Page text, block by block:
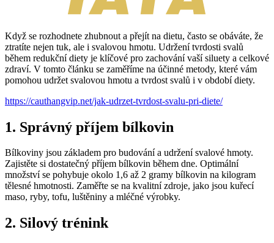
Když se rozhodnete zhubnout a přejít na dietu, často se obáváte, že
ztratíte nejen tuk, ale i svalovou hmotu. Udržení tvrdosti svalů
během redukční diety je klíčové pro zachování vaší siluety a celkové
zdraví. V tomto článku se zaměříme na účinné metody, které vám
pomohou udržet svalovou hmotu a tvrdost svalů i v období diety.
https://cauthangvip.net/jak-udrzet-tvrdost-svalu-pri-diete/
1. Správný příjem bílkovin
Bílkoviny jsou základem pro budování a udržení svalové hmoty.
Zajistěte si dostatečný příjem bílkovin během dne. Optimální
množství se pohybuje okolo 1,6 až 2 gramy bílkovin na kilogram
tělesné hmotnosti. Zaměřte se na kvalitní zdroje, jako jsou kuřecí
maso, ryby, tofu, luštěniny a mléčné výrobky.
2. Silový trénink